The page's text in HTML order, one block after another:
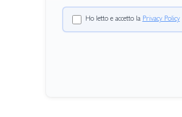
Ho letto e accetto la Privacy Policy